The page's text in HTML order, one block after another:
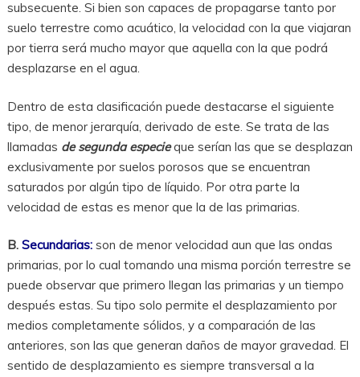
subsecuente. Si bien son capaces de propagarse tanto por
suelo terrestre como acuático, la velocidad con la que viajaran
por tierra será mucho mayor que aquella con la que podrá
desplazarse en el agua.
Dentro de esta clasificación puede destacarse el siguiente
tipo, de menor jerarquía, derivado de este. Se trata de las
llamadas de segunda especieque serían las que se desplazan
exclusivamente por suelos porosos que se encuentran
saturados por algún tipo de líquido. Por otra parte la
velocidad de estas es menor que la de las primarias.
B. Secundarias: son de menor velocidad aun que las ondas
primarias, por lo cual tomando una misma porción terrestre se
puede observar que primero llegan las primarias y un tiempo
después estas. Su tipo solo permite el desplazamiento por
medios completamente sólidos, y a comparación de las
anteriores, son las que generan daños de mayor gravedad. El
sentido de desplazamiento es siempre transversal a la